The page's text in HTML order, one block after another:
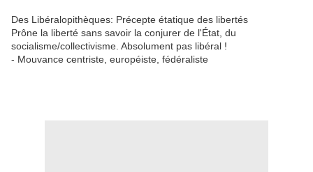
Des Libéralopithèques: Précepte étatique des libertés
Prône la liberté sans savoir la conjurer de l'État, du
socialisme/collectivisme. Absolument pas libéral !
- Mouvance centriste, européiste, fédéraliste